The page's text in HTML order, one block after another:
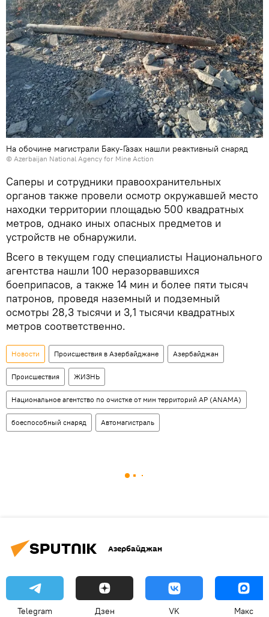
На обочине магистрали Баку-Газах нашли реактивный снаряд
© Azerbaijan National Agency for Mine Action
Саперы и сотрудники правоохранительных
органов также провели осмотр окружавшей место
находки территории площадью 500 квадратных
метров, однако иных опасных предметов и
устройств не обнаружили.
Всего в текущем году специалисты Национального
агентства нашли 100 неразорвавшихся
боеприпасов, а также 14 мин и более пяти тысяч
патронов, проведя наземный и подземный
осмотры 28,3 тысячи и 3,1 тысячи квадратных
метров соответственно.
Новости Происшествия в Азербайджане Азербайджан
Происшествия ЖИЗНЬ
Национальное агентство по очистке от мин территорий АР (ANAMA)
боеспособный снаряд Автомагистраль
Азербайджан
Telegram Дзен VK Макс